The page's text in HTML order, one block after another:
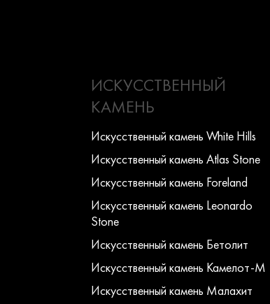
ИСКУССТВЕННЫЙ
КАМЕНЬ
Искусcтвенный камень White Hills
Искусcтвенный камень Atlas Stone
Искусcтвенный камень Foreland
Искусcтвенный камень Leonardo
Stone
Искусcтвенный камень Бетолит
Искусcтвенный камень Камелот-М
Искусcтвенный камень Малахит